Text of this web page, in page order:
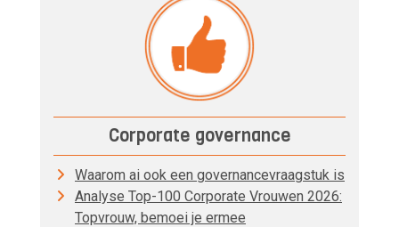
Corporate governance
Waarom ai ook een governancevraagstuk is
Analyse Top-100 Corporate Vrouwen 2026:
Topvrouw, bemoei je ermee